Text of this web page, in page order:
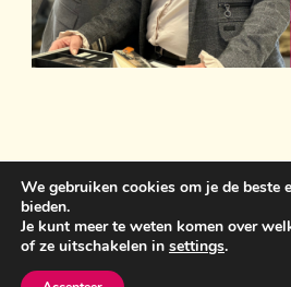
Sint Anthonisweg 3 5831 AC
bemawonen@outlook.com
door
WP Delicious
We gebruiken cookies om je de beste
bieden.
Je kunt meer te weten komen over
of ze uitschakelen in settings.